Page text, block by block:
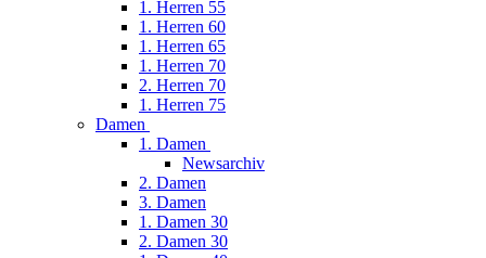
1. Herren 55
1. Herren 60
1. Herren 65
1. Herren 70
2. Herren 70
1. Herren 75
Damen
1. Damen
Newsarchiv
2. Damen
3. Damen
1. Damen 30
2. Damen 30